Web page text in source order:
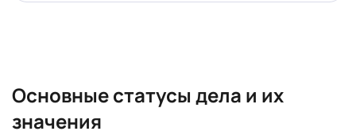
Основные статусы дела и их
значения